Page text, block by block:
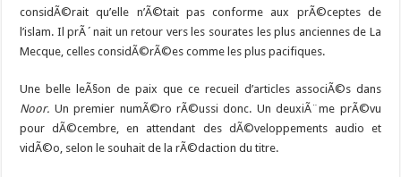
considÃ©rait qu’elle n’Ã©tait pas conforme aux prÃ©ceptes de
l’islam. Il prÃ´nait un retour vers les sourates les plus anciennes de La
Mecque, celles considÃ©rÃ©es comme les plus pacifiques.
Une belle leÃ§on de paix que ce recueil d’articles associÃ©s dans
Noor. Un premier numÃ©ro rÃ©ussi donc. Un deuxiÃ¨me prÃ©vu
pour dÃ©cembre, en attendant des dÃ©veloppements audio et
vidÃ©o, selon le souhait de la rÃ©daction du titre.